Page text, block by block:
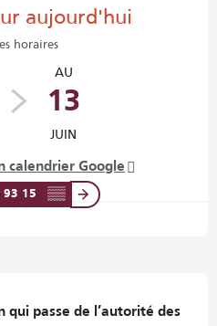
aujourd'hui
horaires
AU
13
JUIN
calendrier Google
93 15 ▒▒
qui passe de l’autorité des